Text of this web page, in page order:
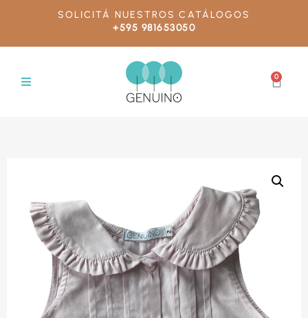
SOLICITÁ NUESTROS CATÁLOGOS
+595 981653050
0